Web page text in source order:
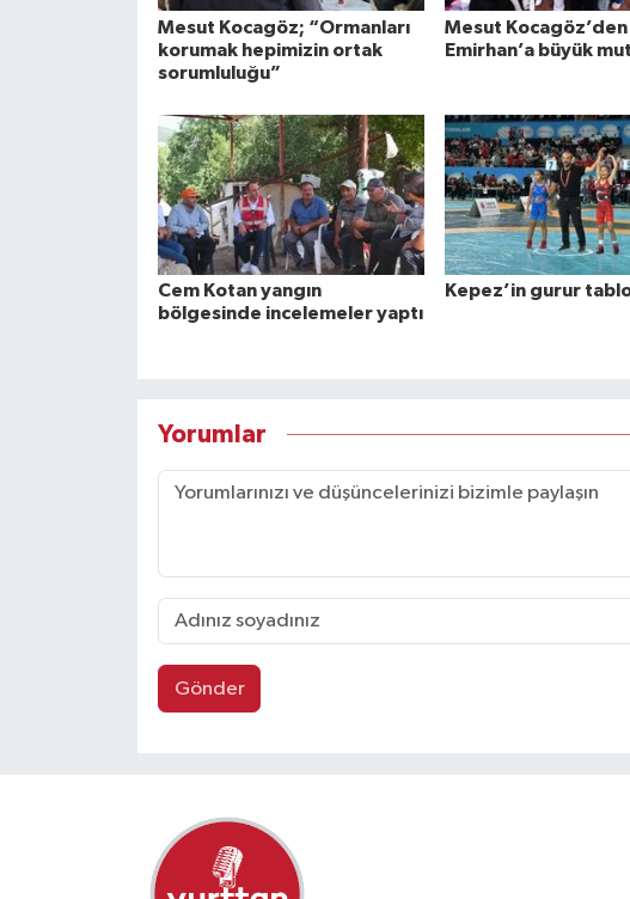
Mesut Kocagöz; “Ormanları
korumak hepimizin ortak
sorumluluğu”
Mesut
Emirhan’a büyük
Cem Kotan yangın
bölgesinde incelemeler yaptı
Kepez’in gurur
Yorumlar
Gönder